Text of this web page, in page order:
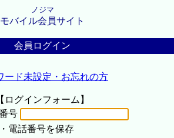
ノジマ
モバイル会員サイト
会員ログイン
ード未設定・お忘れの方
【ログインフォーム】
号
電話番号を保存